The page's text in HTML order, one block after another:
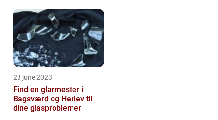
23 june 2023
Find en glarmester i
Bagsværd og Herlev til
dine glasproblemer